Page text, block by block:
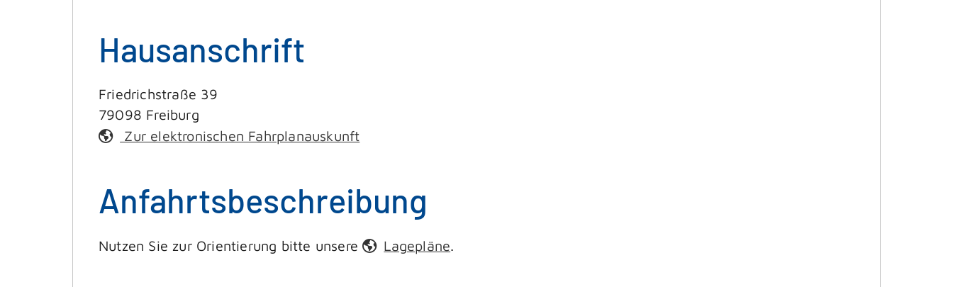
Hausanschrift
Friedrichstraße 39
79098 Freiburg
Zur elektronischen Fahrplanauskunft
Anfahrtsbeschreibung
Nutzen Sie zur Orientierung bitte unsere Lagepläne.